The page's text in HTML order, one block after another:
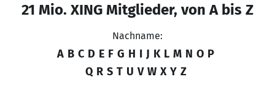
21 Mio. XING Mitglieder, von A bis Z
Nachname:
A B C D E F G H I J K L M N O P
Q R S T U V W X Y Z